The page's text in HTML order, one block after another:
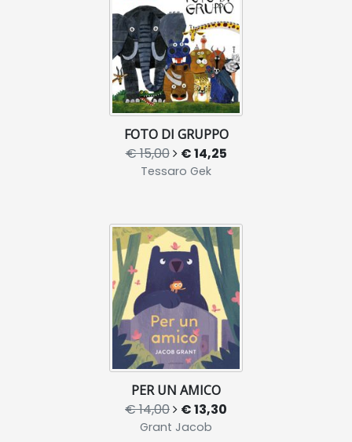
FOTO DI GRUPPO
€ 15,00 € 14,25
Tessaro Gek
PER UN AMICO
€ 14,00 € 13,30
Grant Jacob